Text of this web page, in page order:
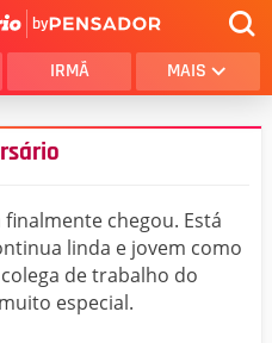
by
IRMÃ MAIS
chegou. Está
linda e jovem como
de trabalho do
especial.